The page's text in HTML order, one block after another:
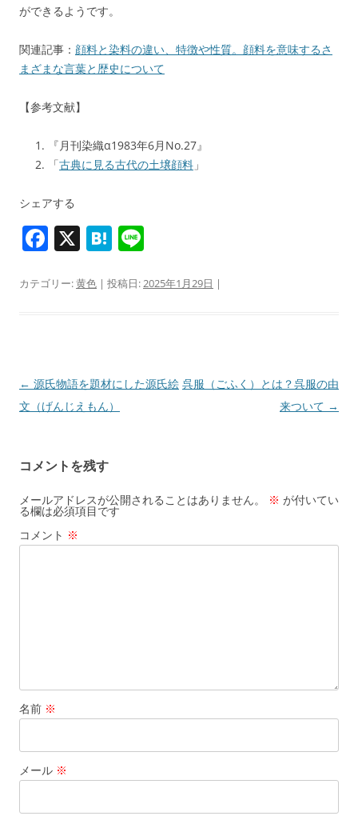
ができるようです。
関連記事： 顔料と染料の違い、特徴や性質。顔料を意味するさ
まざまな言葉と歴史について
【参考文献】
『月刊染織α1983年6月No.27』
「古典に見る古代の土壌顔料 」
シェアする
F
c
o
k
X H
e e
カテゴリー:黄色 | 投稿日:2025年1月29日 |
投
稿
ゲ
ー
シ
ョ
← 源氏物語を題材にした源氏絵
文（げんじえもん）
呉服（ごふく）とは？呉服の由
来ついて →
コメントを残す
メールアドレスが公開されることはありません。 ※ が付いてい
る欄は必須項目です
コメント ※
名前 ※
メール ※